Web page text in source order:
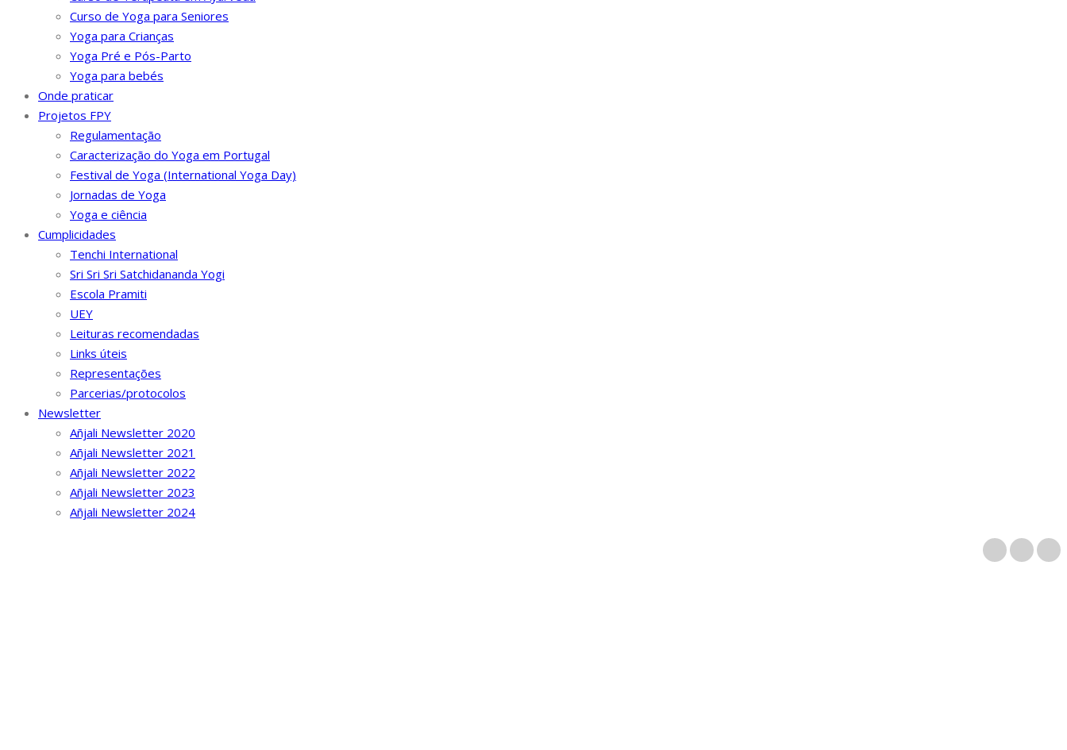
Curso de Yoga para Seniores
Yoga para Crianças
Yoga Pré e Pós-Parto
Yoga para bebés
Onde praticar
Projetos FPY
Regulamentação
Caracterização do Yoga em Portugal
Festival de Yoga (International Yoga Day)
Jornadas de Yoga
Yoga e ciência
Cumplicidades
Tenchi International
Sri Sri Sri Satchidananda Yogi
Escola Pramiti
UEY
Leituras recomendadas
Links úteis
Representações
Parcerias/protocolos
Newsletter
Añjali Newsletter 2020
Añjali Newsletter 2021
Añjali Newsletter 2022
Añjali Newsletter 2023
Añjali Newsletter 2024